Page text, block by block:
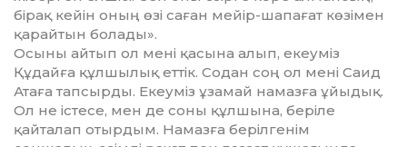
бірақ кейін оның өзі саған мейір-шапағат көзімен
қарайтын болады».
Осыны айтып ол мені қасына алып, екеуміз
Құдайға құлшылық еттік. Содан соң ол мені Саид
Атаға тапсырды. Екеуміз ұзамай намазға ұйыдық.
Ол не істесе, мен де соны құлшына, беріле
қайталап отырдым. Намазға берілгенім